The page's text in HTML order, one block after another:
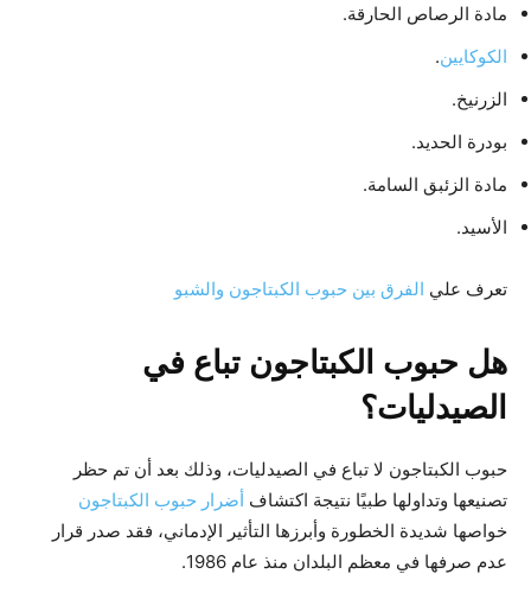
مادة الرصاص الحارقة.
الكوكايين.
الزرنيخ.
بودرة الحديد.
مادة الزئبق السامة.
الأسيد.
تعرف علي الفرق بين حبوب الكبتاجون والشبو
هل حبوب الكبتاجون تباع في
الصيدليات؟
حبوب الكبتاجون لا تباع في الصيدليات، وذلك بعد أن تم حظر
تصنيعها وتداولها طبيًا نتيجة اكتشاف أضرار حبوب الكبتاجون
خواصها شديدة الخطورة وأبرزها التأثير الإدماني، فقد صدر قرار
عدم صرفها في معظم البلدان منذ عام 1986.